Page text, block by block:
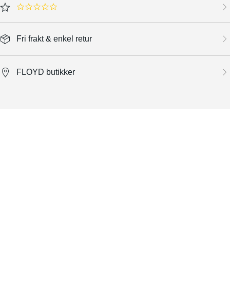
0.0 star rating
Fri frakt & enkel retur
FLOYD butikker